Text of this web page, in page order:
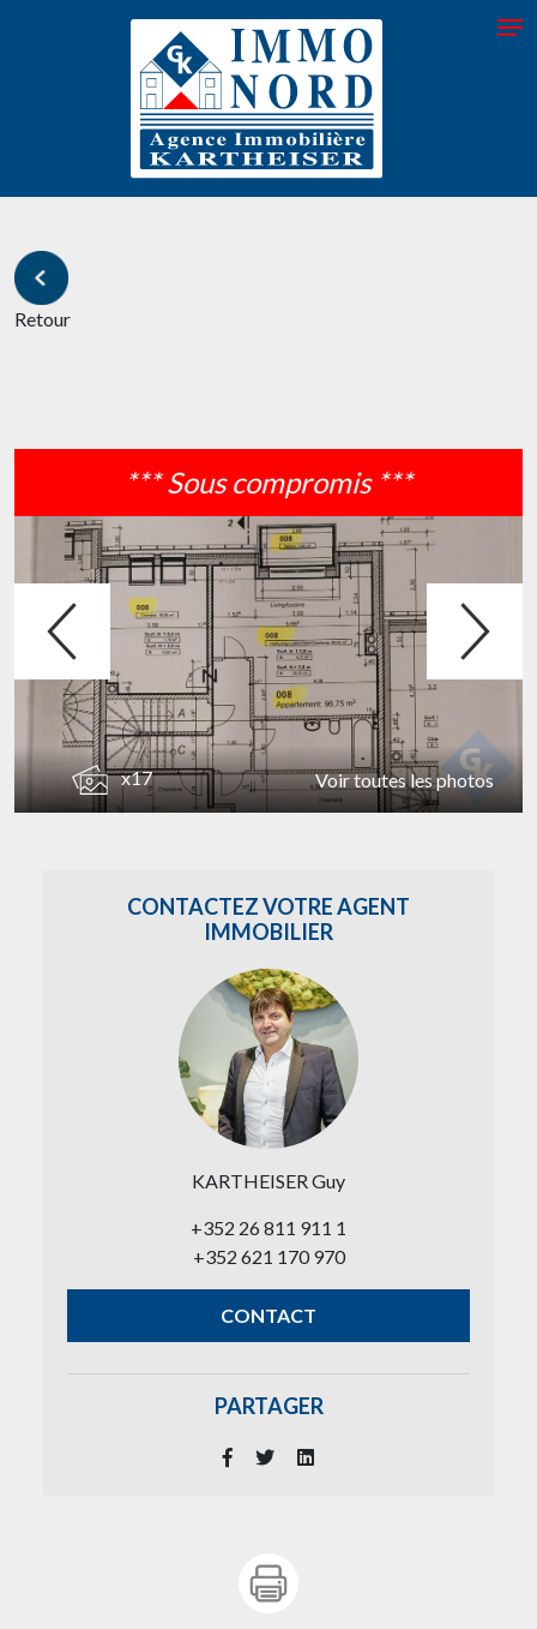
Retour
*** Sous compromis ***
x17 Voir toutes les photos
CONTACTEZ VOTRE AGENT
IMMOBILIER
KARTHEISER Guy
+352 26 811 911 1
+352 621 170 970
CONTACT
PARTAGER